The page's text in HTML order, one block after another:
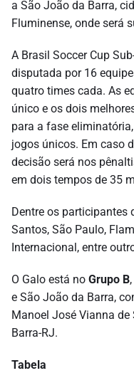
a São João da Barra,
Fluminense, onde será
A Brasil Soccer Cup
disputada por 16
quatro times cada. As
único e os dois
para a fase
jogos únicos. Em caso
decisão será nos
em dois tempos de 35
Dentre os participantes
Santos, São Paulo,
Internacional, entre
O Galo está no Grupo B
e São João da Barra,
Manoel José Vianna
Barra-RJ.
Tabela